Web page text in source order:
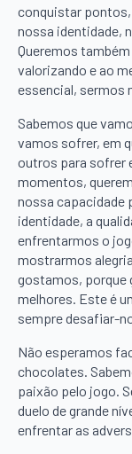
conquistar
nossa identidade,
Queremos
valorizando e ao
essencial,
Sabemos que
vamos sofrer, em
outros para sofrer
momentos,
nossa capacidade
identidade, a
enfrentarmos o
mostrarmos
gostamos, porque
melhores. Este é
sempre desafiar-
Não esperamos
chocolates.
paixão pelo jogo.
duelo de grande
enfrentar as